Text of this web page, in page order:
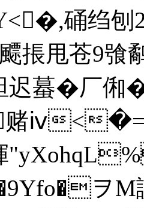
硧绉刨
掁甩苍9
蟇�厂
赌ⅳ<
ヲ